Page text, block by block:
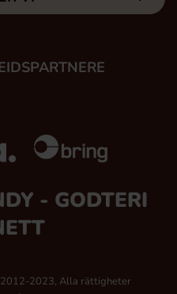
- GODTERI
2023, Alla rättigheter